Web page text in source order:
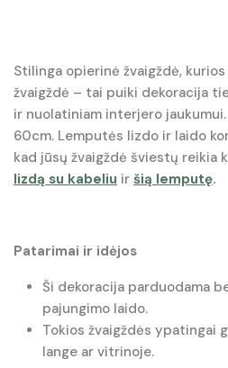
Stilinga opierinė žvaigždė,
žvaigždė – tai puiki dekoracija
ir nuolatiniam interjero
60cm. Lemputės lizdo ir laido
kad jūsų žvaigždė šviestų reikia
lizdą su kabeliu ir šią lemputę.
Patarimai ir idėjos
Ši dekoracija parduodama
pajungimo laido.
Tokios žvaigždės ypatingai
lange ar vitrinoje.